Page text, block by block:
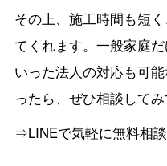
その上、施工時間も短
てくれます。一般家庭
いった法人の対応も可
ったら、ぜひ相談してみ
⇒LINEで気軽に無料相